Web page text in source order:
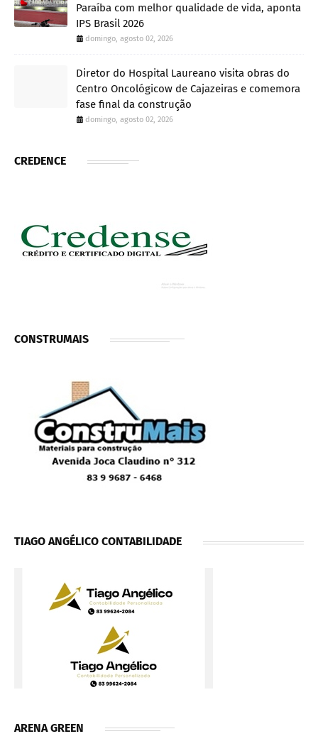
Paraíba com melhor qualidade de vida, aponta
IPS Brasil 2026
domingo, agosto 02, 2026
Diretor do Hospital Laureano visita obras do
Centro Oncológicow de Cajazeiras e comemora
fase final da construção
domingo, agosto 02, 2026
CREDENCE
CONSTRUMAIS
TIAGO ANGÉLICO CONTABILIDADE
ARENA GREEN